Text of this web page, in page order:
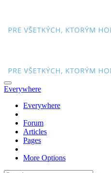
Everywhere
Everywhere
Forum
Articles
Pages
More Options